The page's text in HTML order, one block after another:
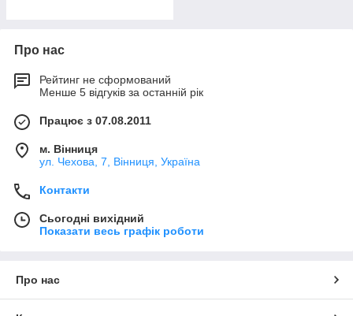
Про нас
Рейтинг не сформований
Менше 5 відгуків за останній рік
Працює з 07.08.2011
м. Вінниця
ул. Чехова, 7, Вінниця, Україна
Контакти
Сьогодні вихідний
Показати весь графік роботи
Про нас